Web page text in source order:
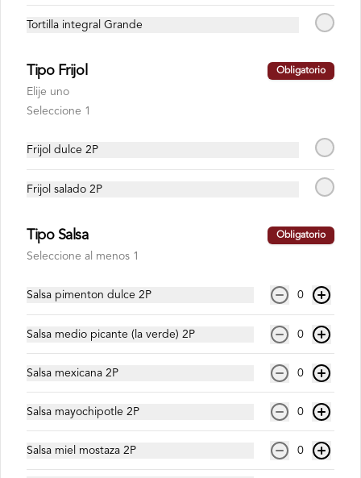
🌯 Domicilio GRATIS por compras iguales o superiores a
$80.000 🛵 (No aplica sede San Andrés)
Abrir menu de navegación
Acumula
Regístrate, gana puntos con tus compras y
Promos
2 Burritos milenarios (chili con carne + 1
pollo o costilla, guacamole, queso, arroz,
madurito, pico de gallo, lechuga, 1 salsa a
elección) + 1 nachos mex + 2 aguas brisa
Tortilla integral Grande
Tipo Frijol Obligatorio
Elije uno
Seleccione 1
Frijol dulce 2P
Frijol salado 2P
Tipo Salsa Obligatorio
Seleccione al menos 1
Salsa pimenton dulce 2P 0
Salsa medio picante (la verde) 2P 0
Salsa mexicana 2P 0
Salsa mayochipotle 2P 0
Salsa miel mostaza 2P 0